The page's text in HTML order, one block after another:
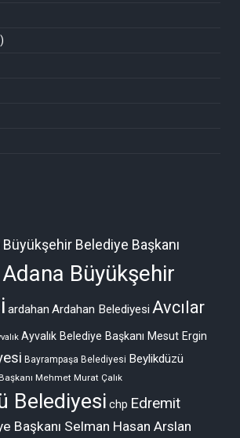
Belediye Başkanı
Adana Büyükşehir
ardahan Ardahan Belediyesi Avcılar
Ayvalık Belediye Başkanı Mesut Ergin
Bayrampaşa Belediyesi Beylikdüzü
Mehmet Murat Çalık
Belediyesi chp Edremit
Başkanı Selman Hasan Arslan